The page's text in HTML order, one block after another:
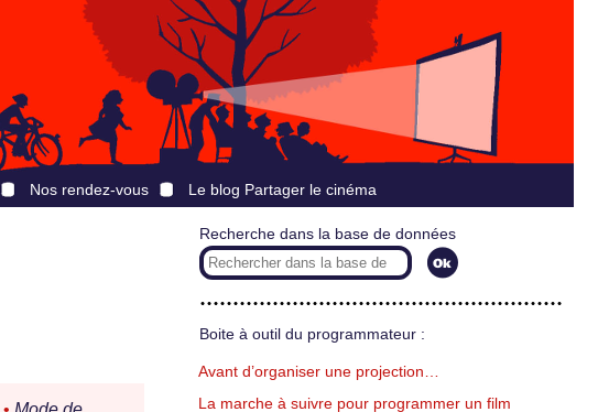
Nos rendez-vous Le blog Partager le cinéma
Recherche dans la base de données
Boite à outil du programmateur :
Avant d’organiser une projection…
La marche à suivre pour programmer un film